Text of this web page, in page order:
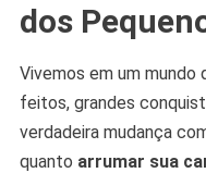
dos
Vivemos em um mundo
feitos, grandes
verdadeira mudança
quanto arrumar sua